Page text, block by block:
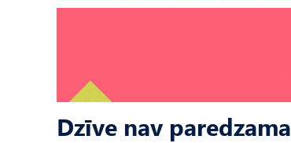
Dzīve nav paredzama